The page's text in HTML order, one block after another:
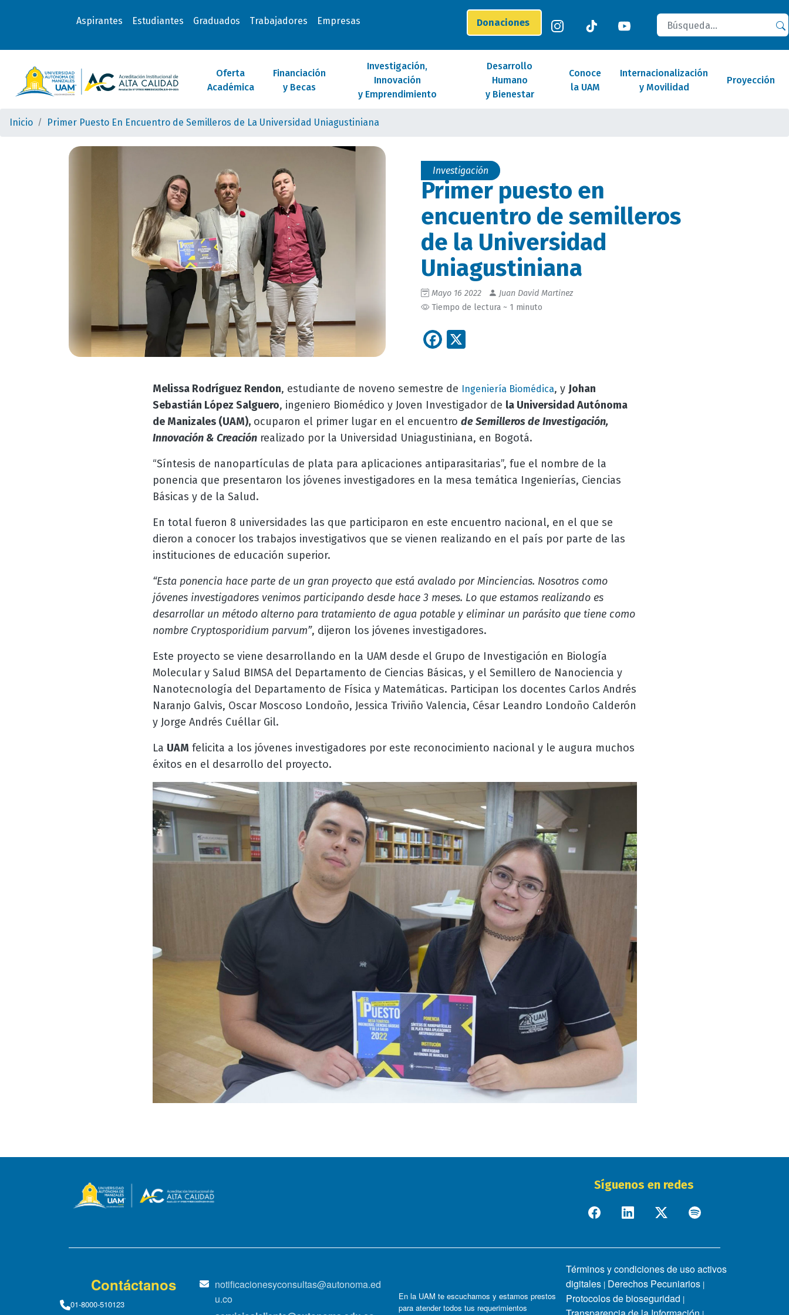
Aspirantes Estudiantes Graduados Trabajadores Empresas Donaciones
Buscar
Oferta
Académica
Financiación
y Becas
Investigación,
Innovación
y Emprendimiento
Desarrollo
Humano
y Bienestar
Conoce
la UAM
Internacionalización
y Movilidad
Proyección
Inicio Primer Puesto En Encuentro de Semilleros de La Universidad Uniagustiniana
Investigación
Primer puesto en
encuentro de semilleros
de la Universidad
Uniagustiniana
Mayo 16 2022
Juan David Martinez
Tiempo de lectura ~ 1 minuto
Facebook
Melissa Rodríguez Rendon, estudiante de noveno semestre de Ingeniería Biomédica, y Johan
Sebastián López Salguero, ingeniero Biomédico y Joven Investigador de la Universidad Autónoma
de Manizales (UAM),ocuparon el primer lugar en el encuentro de Semilleros de Investigación,
Innovación & Creaciónrealizado por la Universidad Uniagustiniana, en Bogotá.
“Síntesis de nanopartículas de plata para aplicaciones antiparasitarias”, fue el nombre de la
ponencia que presentaron los jóvenes investigadores en la mesa temática Ingenierías, Ciencias
Básicas y de la Salud.
En total fueron 8 universidades las que participaron en este encuentro nacional, en el que se
dieron a conocer los trabajos investigativos que se vienen realizando en el país por parte de las
instituciones de educación superior.
“Esta ponencia hace parte de un gran proyecto que está avalado por Minciencias. Nosotros como
jóvenes investigadores venimos participando desde hace 3 meses. Lo que estamos realizando es
desarrollar un método alterno para tratamiento de agua potable y eliminar un parásito que tiene como
nombre Cryptosporidium parvum”, dijeron los jóvenes investigadores.
Este proyecto se viene desarrollando en la UAM desde el Grupo de Investigación en Biología
Molecular y Salud BIMSA del Departamento de Ciencias Básicas, y el Semillero de Nanociencia y
Nanotecnología del Departamento de Física y Matemáticas. Participan los docentes Carlos Andrés
Naranjo Galvis, Oscar Moscoso Londoño, Jessica Triviño Valencia, César Leandro Londoño Calderón
y Jorge Andrés Cuéllar Gil.
La UAM felicita a los jóvenes investigadores por este reconocimiento nacional y le augura muchos
éxitos en el desarrollo del proyecto.
Síguenos en redes
Contáctanos
01-8000-510123
notificacionesyconsultas@autonoma.ed
u.co
En la UAM te escuchamos y estamos prestos
para atender todos tus requerimientos
Términos y condiciones de uso activos
digitales | Derechos Pecuniarios |
Protocolos de bioseguridad |